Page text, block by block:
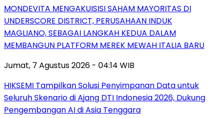
MONDEVITA MENGAKUISISI SAHAM MAYORITAS DI
UNDERSCORE DISTRICT, PERUSAHAAN INDUK
MAGLIANO, SEBAGAI LANGKAH KEDUA DALAM
MEMBANGUN PLATFORM MEREK MEWAH ITALIA BARU
Jumat, 7 Agustus 2026 - 04:14 WIB
HIKSEMI Tampilkan Solusi Penyimpanan Data untuk
Seluruh Skenario di Ajang DTI Indonesia 2026, Dukung
Pengembangan AI di Asia Tenggara